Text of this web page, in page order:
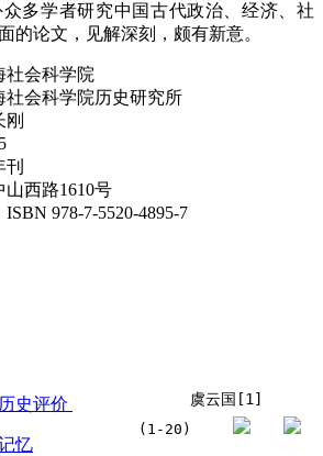
多学者研究中国古代政治、经济、社
的论文，见解深刻，颇有新意。
社会科学院
社会科学院历史研究所
刚
刊
山西路1610号
ISBN 978-7-5520-4895-7
史评价 虞云国[1]
(1-20)
忆